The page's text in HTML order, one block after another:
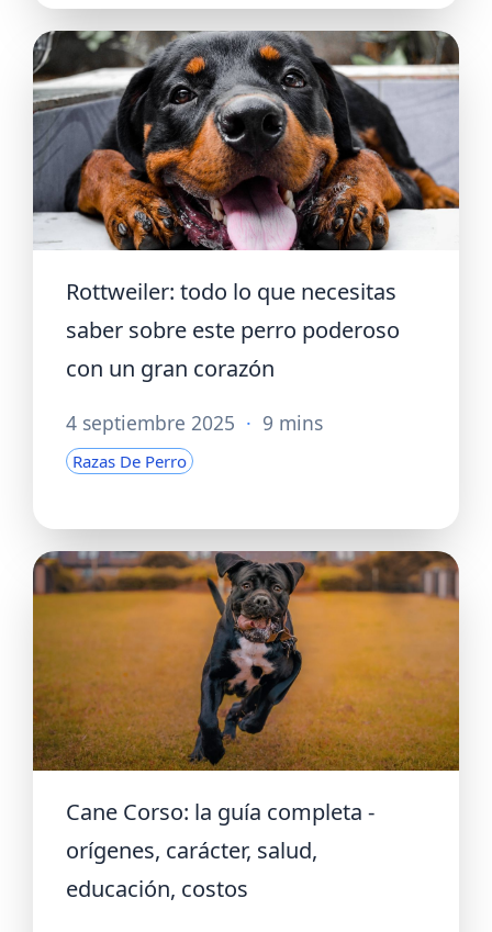
Rottweiler: todo lo que necesitas
saber sobre este perro poderoso
con un gran corazón
4 septiembre 2025 · 9 mins
Razas De Perro
Cane Corso: la guía completa -
orígenes, carácter, salud,
educación, costos